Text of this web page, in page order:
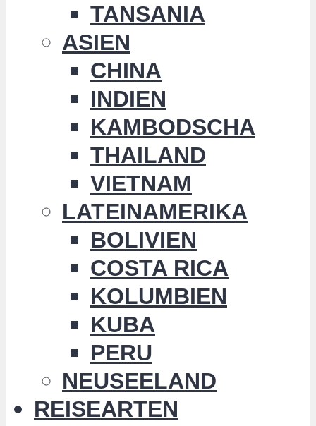
TANSANIA
ASIEN
CHINA
INDIEN
KAMBODSCHA
THAILAND
VIETNAM
LATEINAMERIKA
BOLIVIEN
COSTA RICA
KOLUMBIEN
KUBA
PERU
NEUSEELAND
REISEARTEN